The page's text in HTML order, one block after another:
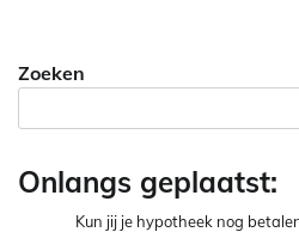
Zoeken
Onlangs geplaatst:
Kun jij je hypotheek nog